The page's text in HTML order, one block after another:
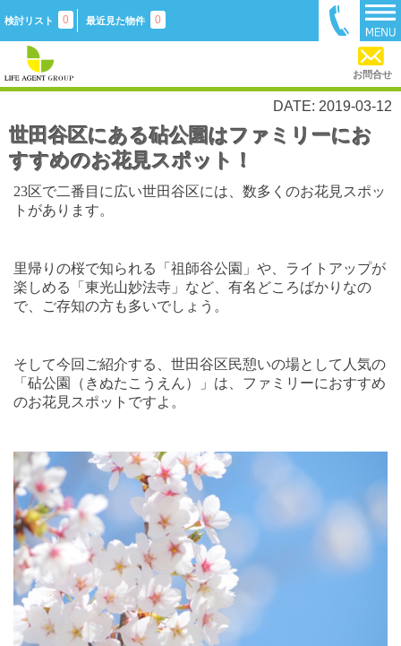
検討リスト 0 最近見た物件 0
お問合せ
DATE: 2019-03-12
世田谷区にある砧公園はファミリーにお
すすめのお花見スポット！
23区で二番目に広い世田谷区には、数多くのお花見スポッ
トがあります。
里帰りの桜で知られる「祖師谷公園」や、ライトアップが
楽しめる「東光山妙法寺」など、有名どころばかりなの
で、ご存知の方も多いでしょう。
そして今回ご紹介する、世田谷区民憩いの場として人気の
「砧公園（きぬたこうえん）」は、ファミリーにおすすめ
のお花見スポットですよ。